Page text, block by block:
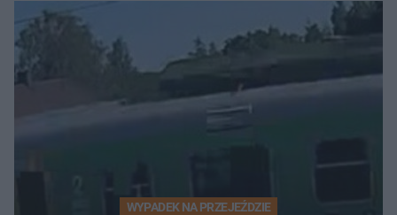
WYPADEK NA PRZEJEŹDZIE